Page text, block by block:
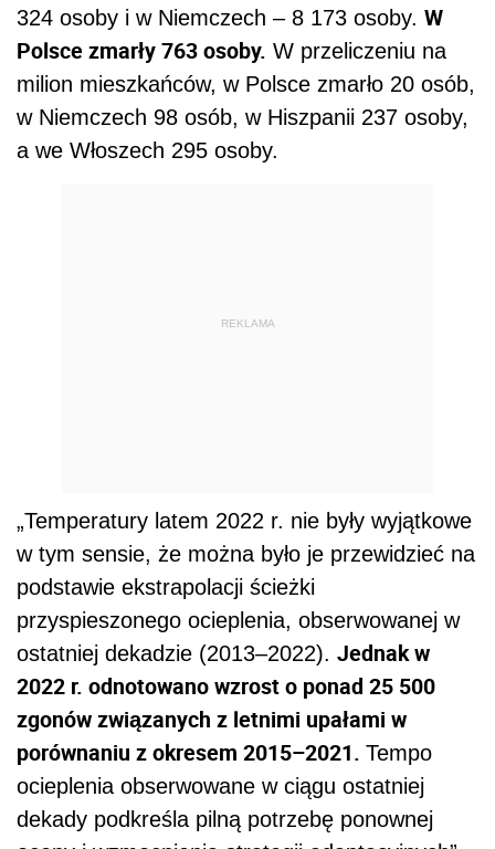
324 osoby i w Niemczech – 8 173 osoby. W
Polsce zmarły 763 osoby. W przeliczeniu na
milion mieszkańców, w Polsce zmarło 20 osób,
w Niemczech 98 osób, w Hiszpanii 237 osoby,
a we Włoszech 295 osoby.
REKLAMA
„Temperatury latem 2022 r. nie były wyjątkowe
w tym sensie, że można było je przewidzieć na
podstawie ekstrapolacji ścieżki
przyspieszonego ocieplenia, obserwowanej w
ostatniej dekadzie (2013–2022). Jednak w
2022 r. odnotowano wzrost o ponad 25 500
zgonów związanych z letnimi upałami w
porównaniu z okresem 2015–2021. Tempo
ocieplenia obserwowane w ciągu ostatniej
dekady podkreśla pilną potrzebę ponownej